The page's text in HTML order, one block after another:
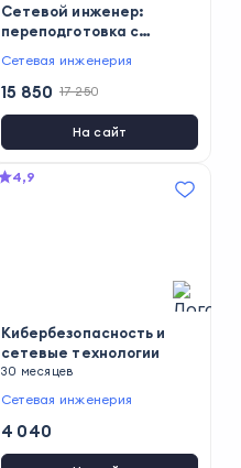
Сетевой инженер:
переподготовка с
Сетевая инженерия
15 850 17 250
На сайт
4,9
Кибербезопасность и
сетевые технологии
30 месяцев
Сетевая инженерия
4 040